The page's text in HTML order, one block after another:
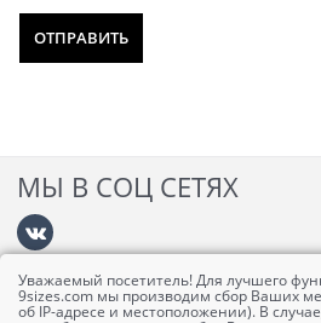
МЫ В СОЦ СЕТЯХ
Информация
Уважаемый посетитель! Для лучшего
9sizes.com мы производим сбор Ваших
об IP-адресе и местоположении). В